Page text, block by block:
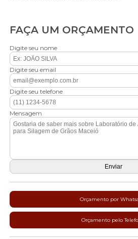
FAÇA UM ORÇAMENTO
Digite seu nome
Digite seu email
Digite seu telefone
Mensagem
Orçamento por
Orçamento pelo